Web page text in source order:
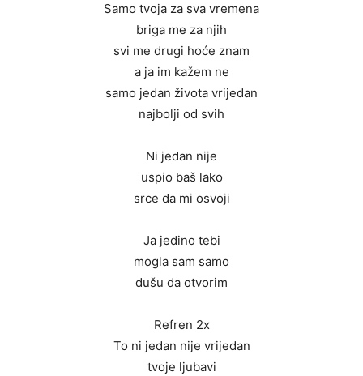
Samo tvoja za sva vremena
briga me za njih
svi me drugi hoće znam
a ja im kažem ne
samo jedan života vrijedan
najbolji od svih
Ni jedan nije
uspio baš lako
srce da mi osvoji
Ja jedino tebi
mogla sam samo
dušu da otvorim
Refren 2x
To ni jedan nije vrijedan
tvoje ljubavi